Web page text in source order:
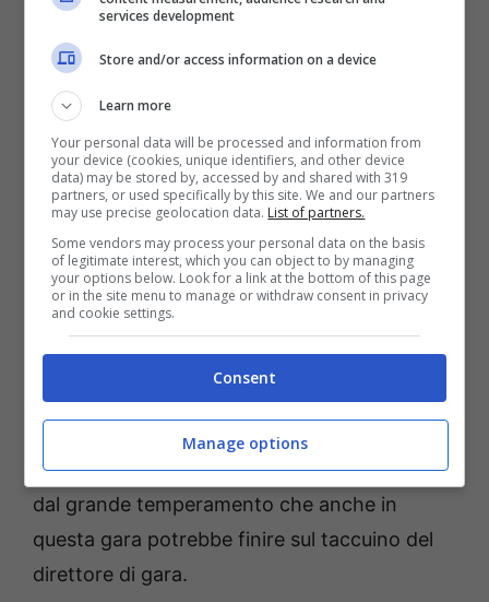
campo dal primo minuto. E stando a queste
statistiche non può essere che lui uno dei
nostri prescelti.
Ventotto presenze durante il campionato, 6
ammonizioni, una doppia ammonizione, e un
rosso. Francesco Cassata dello Spezia sotto il
profilo dei numeri non ha rivali.
Centrocampista che gioca interno nel
centrocampo a cinque, ha il compito di
rompere le azioni avversarie e recuperare il
maggior numero di palloni possibili. Calciatore
che ha dimostrato nel corso dell’anno di
essere imprescindibile per D’Angelo, elemento
dal grande temperamento che anche in
questa gara potrebbe finire sul taccuino del
direttore di gara.
services development
Store and/or access information on a device
Learn more
Your personal data will be processed and information from
your device (cookies, unique identifiers, and other device
data) may be stored by, accessed by and shared with 319
partners, or used specifically by this site. We and our partners
may use precise geolocation data. List of partners.
Some vendors may process your personal data on the basis
of legitimate interest, which you can object to by managing
your options below. Look for a link at the bottom of this page
or in the site menu to manage or withdraw consent in privacy
and cookie settings.
Consent
Manage options